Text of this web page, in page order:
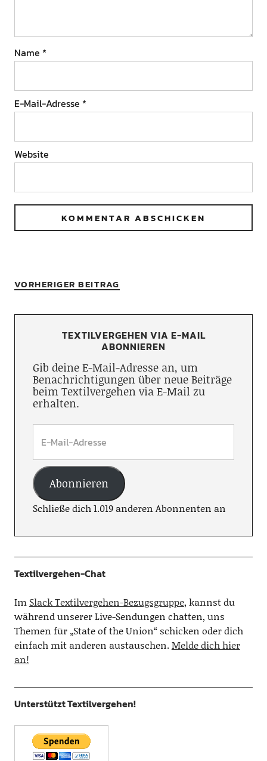
Name *
E-Mail-Adresse *
Website
VORHERIGER BEITRAG
TEXTILVERGEHEN VIA E-MAIL
ABONNIEREN
Gib deine E-Mail-Adresse an, um
Benachrichtigungen über neue Beiträge
beim Textilvergehen via E-Mail zu
erhalten.
Abonnieren
Schließe dich 1.019 anderen Abonnenten an
Textilvergehen-Chat
Im Slack Textilvergehen-Bezugsgruppe, kannst du
während unserer Live-Sendungen chatten, uns
Themen für „State of the Union“ schicken oder dich
einfach mit anderen austauschen.Melde dich hier
an!
Unterstützt Textilvergehen!